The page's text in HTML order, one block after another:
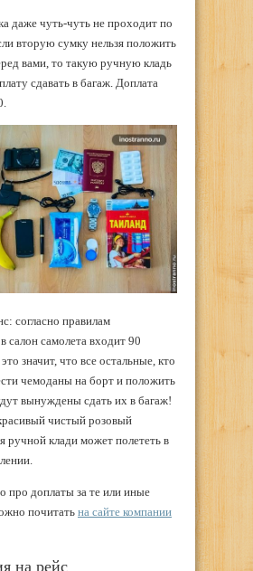
даже чуть-чуть не проходит по
вторую сумку нельзя положить
вами, то такую ручную кладь
сдавать в багаж. Доплата
согласно правилам
салон самолета входит 90
значит, что все остальные, кто
чемоданы на борт и положить
вынуждены сдать их в багаж!
чистый розовый
ручной клади может полететь в
про доплаты за те или иные
почитать на сайте компании
на рейс